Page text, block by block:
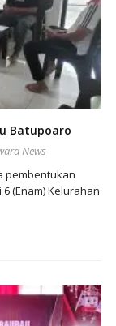
Batupoaro
News
pembentukan
(Enam) Kelurahan